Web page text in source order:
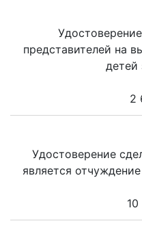
представителей на
детей
2
Удостоверение
является